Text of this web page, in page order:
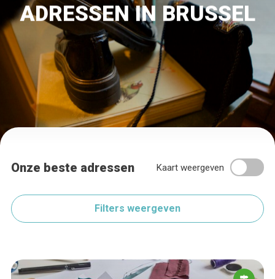
ADRESSEN IN BRUSSEL
Onze beste adressen Kaart weergeven
Filters weergeven